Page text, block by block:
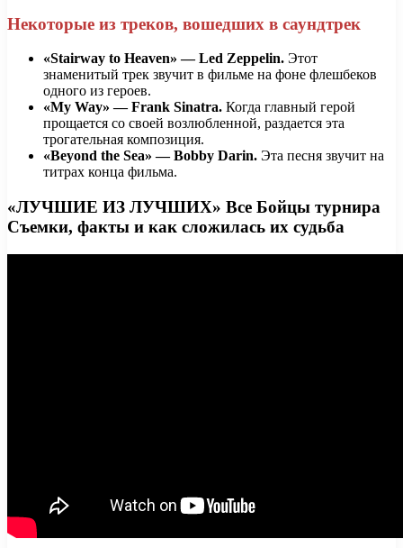
Некоторые из треков, вошедших в саундтрек
«Stairway to Heaven» — Led Zeppelin. Этот
знаменитый трек звучит в фильме на фоне флешбеков
одного из героев.
«My Way» — Frank Sinatra. Когда главный герой
прощается со своей возлюбленной, раздается эта
трогательная композиция.
«Beyond the Sea» — Bobby Darin. Эта песня звучит на
титрах конца фильма.
«ЛУЧШИЕ ИЗ ЛУЧШИХ» Все Бойцы турнира
Съемки, факты и как сложилась их судьба